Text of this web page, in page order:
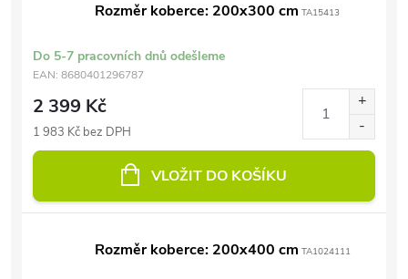
Rozměr koberce: 200x300 cm TA15413
Do 5-7 pracovních dnů odešleme
EAN: 8680401296787
2 399 Kč
1 983 Kč bez DPH
VLOŽIT DO KOŠÍKU
Rozměr koberce: 200x400 cm TA1024111